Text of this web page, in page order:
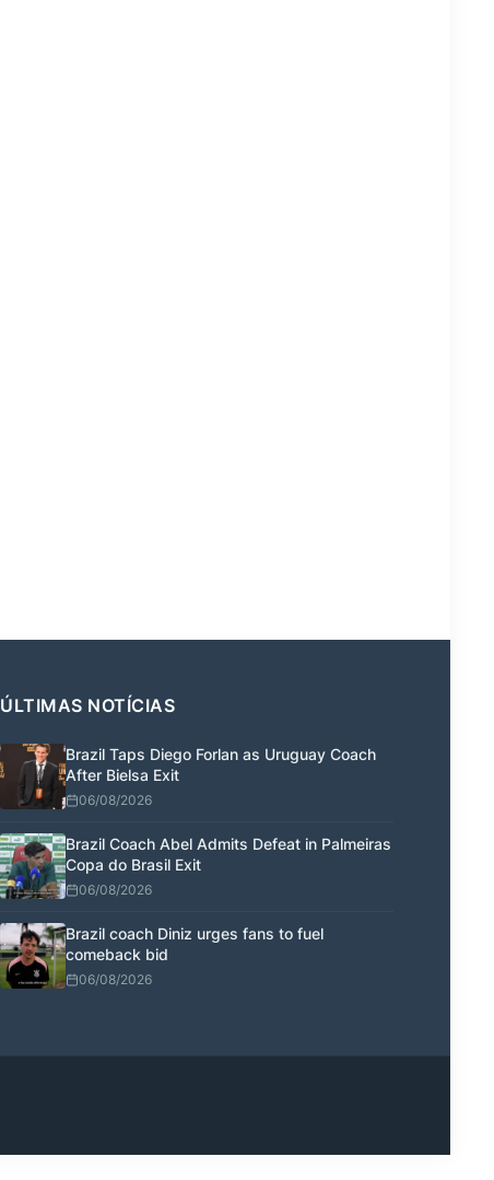
ÚLTIMAS NOTÍCIAS
Brazil Taps Diego Forlan as Uruguay Coach
After Bielsa Exit
06/08/2026
Brazil Coach Abel Admits Defeat in Palmeiras
Copa do Brasil Exit
06/08/2026
Brazil coach Diniz urges fans to fuel
comeback bid
06/08/2026